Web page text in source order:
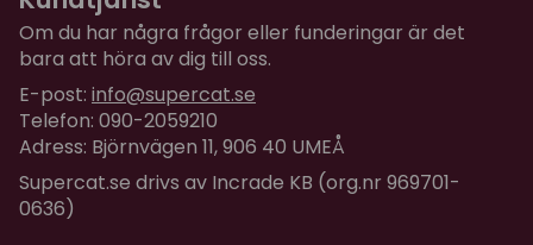
Om du har några frågor eller funderingar är det
bara att höra av dig till oss.
E-post: info@supercat.se
Telefon: 090-2059210
Adress: Björnvägen 11, 906 40 UMEÅ
Supercat.se drivs av Incrade KB (org.nr 969701-
0636)